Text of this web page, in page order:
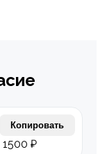
Копировать
1500 ₽